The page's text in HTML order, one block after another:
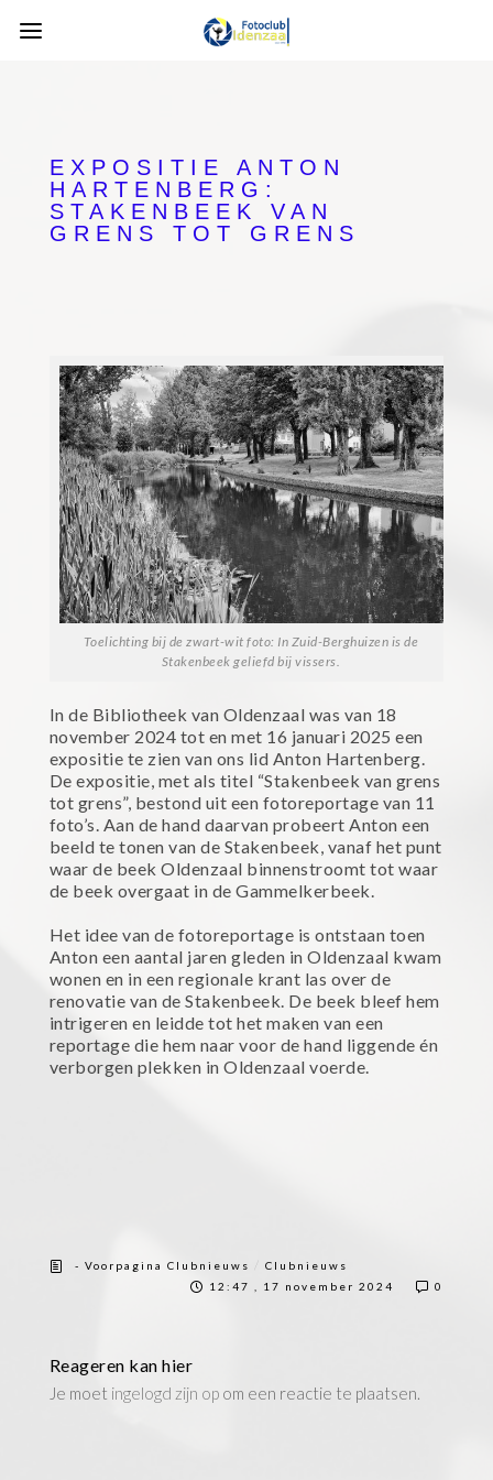
EXPOSITIE ANTON
HARTENBERG:
STAKENBEEK VAN
GRENS TOT GRENS
Toelichting bij de zwart-wit foto: In Zuid-Berghuizen is de
Stakenbeek geliefd bij vissers.
In de Bibliotheek van Oldenzaal was van 18
november 2024 tot en met 16 januari 2025 een
expositie te zien van ons lid Anton Hartenberg.
De expositie, met als titel “Stakenbeek van grens
tot grens”, bestond uit een fotoreportage van 11
foto’s. Aan de hand daarvan probeert Anton een
beeld te tonen van de Stakenbeek, vanaf het punt
waar de beek Oldenzaal binnenstroomt tot waar
de beek overgaat in de Gammelkerbeek.
Het idee van de fotoreportage is ontstaan toen
Anton een aantal jaren gleden in Oldenzaal kwam
wonen en in een regionale krant las over de
renovatie van de Stakenbeek. De beek bleef hem
intrigeren en leidde tot het maken van een
reportage die hem naar voor de hand liggende én
verborgen plekken in Oldenzaal voerde.
- Voorpagina Clubnieuws
Clubnieuws
12:47 , 17 november 2024
0
Reageren kan hier
Je moet ingelogd zijn opom een reactie te plaatsen.